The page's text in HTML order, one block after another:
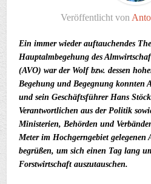
Veröffentlicht von
Ein immer wieder auftauchendes
Hauptalmbegehung des
(AVO) war der Wolf bzw. dessen
Begehung und Begegnung konnten
und sein Geschäftsführer Hans
Verantwortlichen aus der Politik
Ministerien, Behörden und
Meter im Hochgerngebiet gelegenen
begrüßen, um sich einen Tag lang
Forstwirtschaft auszutauschen.